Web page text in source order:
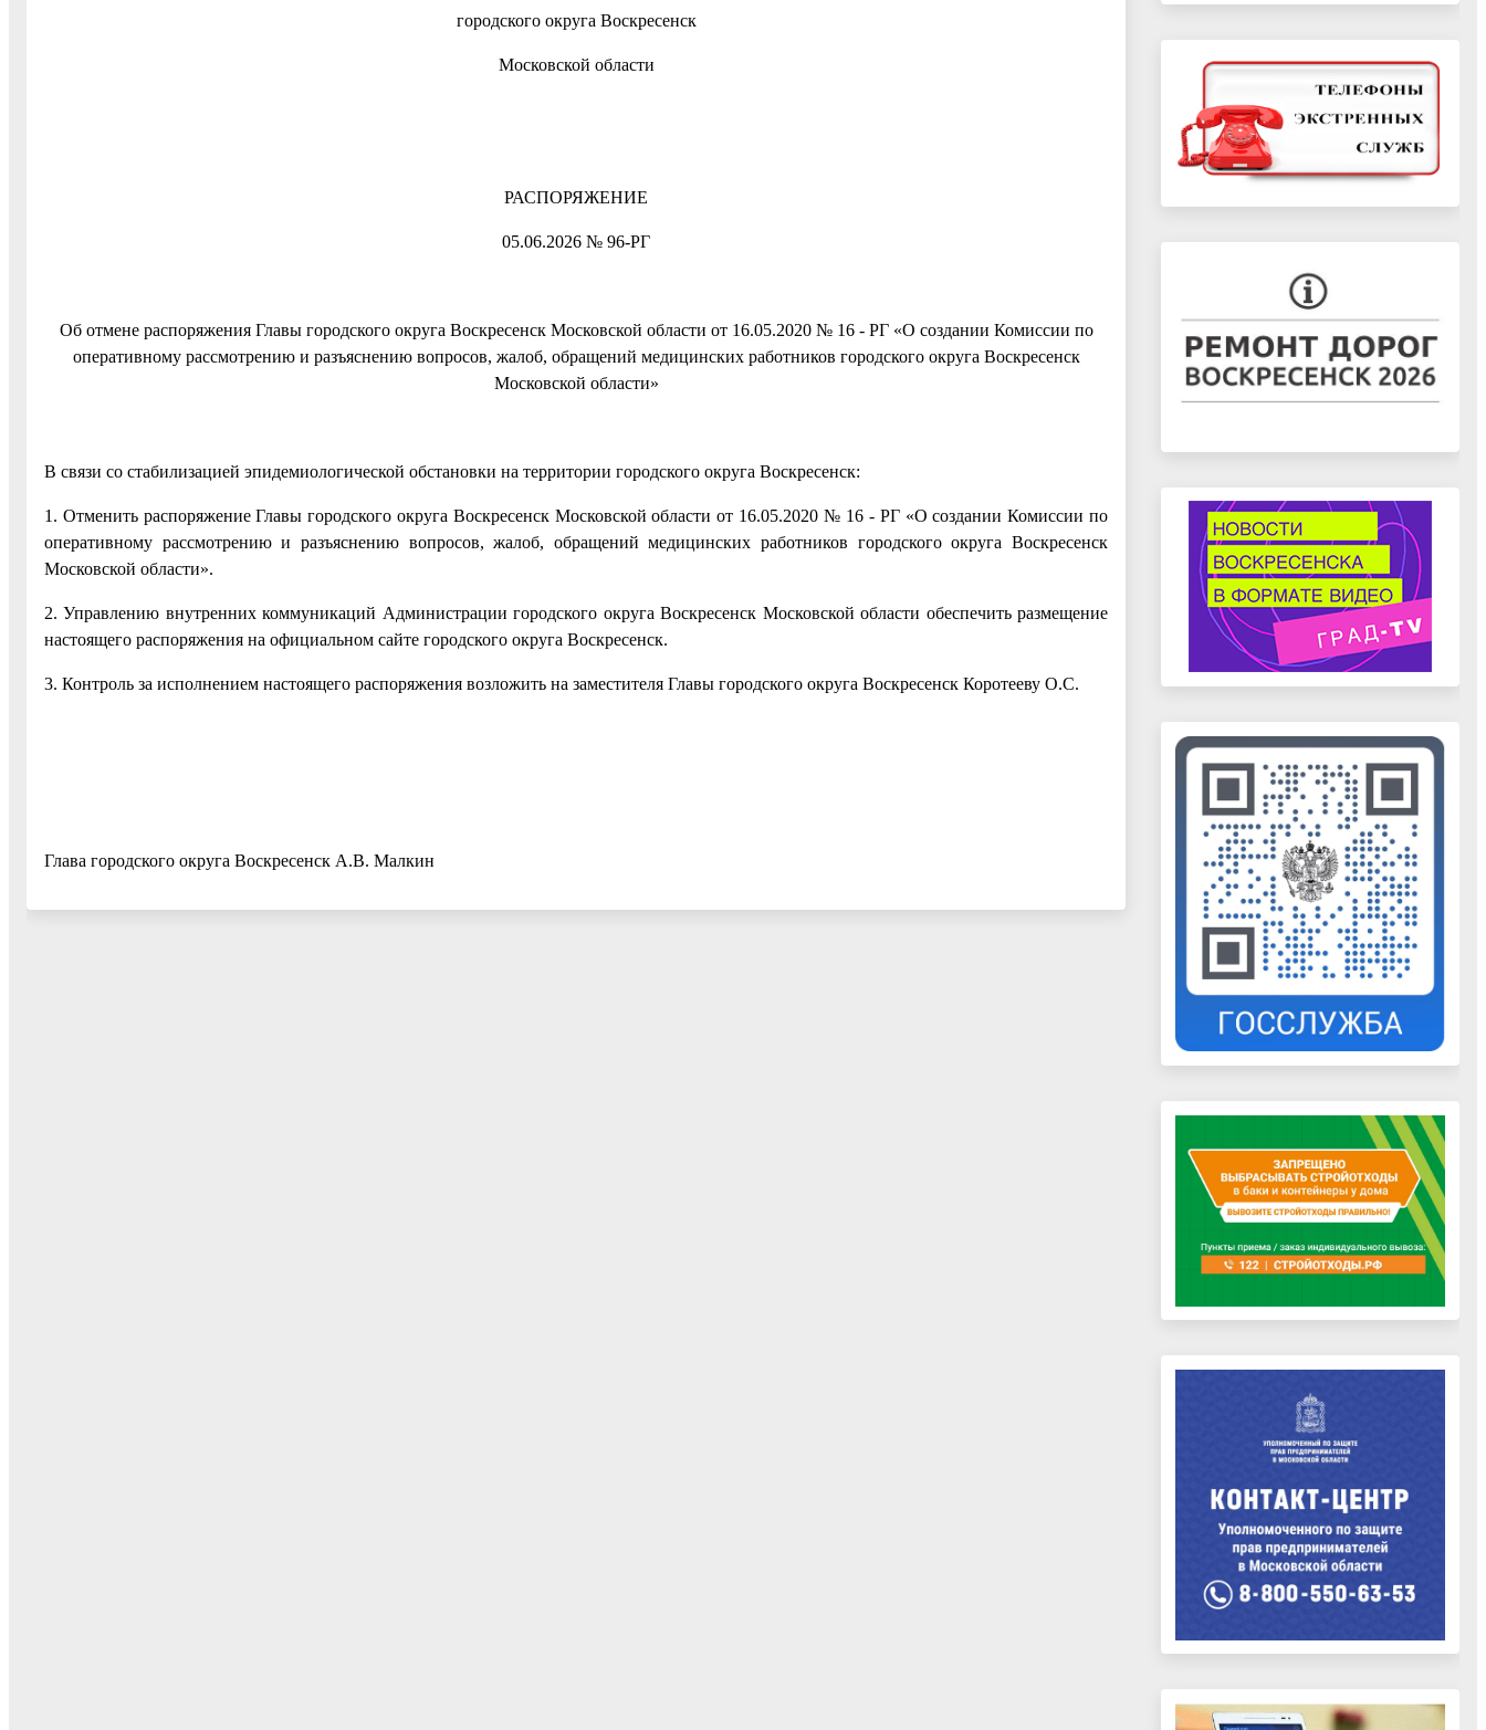
городского округа Воскресенск
Московской области
РАСПОРЯЖЕНИЕ
05.06.2026 № 96-РГ
Об отмене распоряжения Главы городского округа Воскресенск Московской области от 16.05.2020 № 16 - РГ «О создании Комиссии по
оперативному рассмотрению и разъяснению вопросов, жалоб, обращений медицинских работников городского округа Воскресенск
Московской области»
В связи со стабилизацией эпидемиологической обстановки на территории городского округа Воскресенск:
1. Отменить распоряжение Главы городского округа Воскресенск Московской области от 16.05.2020 № 16 - РГ «О создании Комиссии по
оперативному рассмотрению и разъяснению вопросов, жалоб, обращений медицинских работников городского округа Воскресенск
Московской области».
2. Управлению внутренних коммуникаций Администрации городского округа Воскресенск Московской области обеспечить размещение
настоящего распоряжения на официальном сайте городского округа Воскресенск.
3. Контроль за исполнением настоящего распоряжения возложить на заместителя Главы городского округа Воскресенск Коротееву О.С.
Глава городского округа Воскресенск А.В. Малкин